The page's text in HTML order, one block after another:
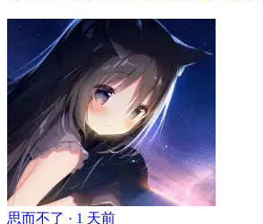
思而不了 · 1 天前